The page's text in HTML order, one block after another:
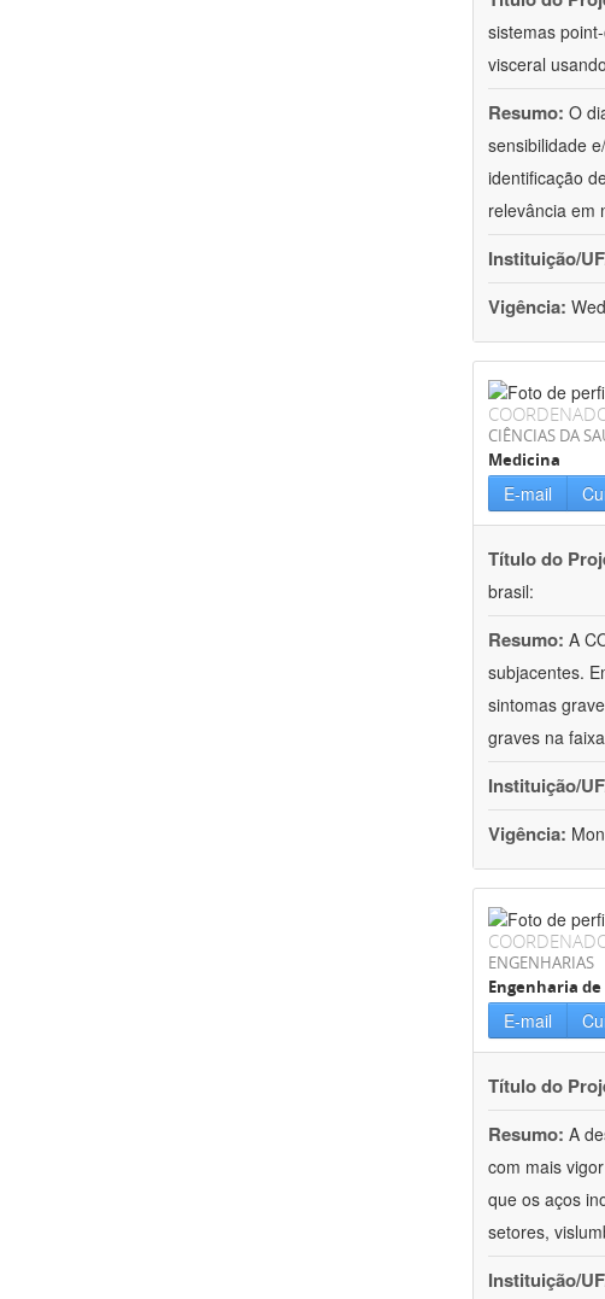
sistemas
visceral
Resumo: O
sensibilidade
identificação
relevância em
Instituição/
Vigência:
CIÊNCIAS DA
Medicina
E-mail
Título do
brasil:
Resumo: A
subjacentes.
sintomas
graves na
Instituição/
Vigência:
ENGENHARIAS
Engenharia
E-mail
Título do
Resumo: A
com mais
que os aços
setores,
Instituição/